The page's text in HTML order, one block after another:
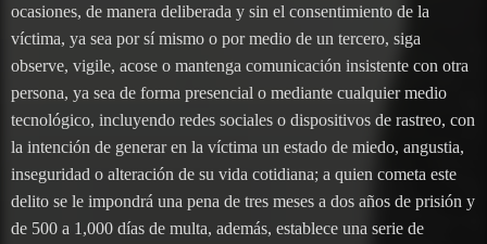
ocasiones, de manera deliberada y sin el consentimiento de la
víctima, ya sea por sí mismo o por medio de un tercero, siga
observe, vigile, acose o mantenga comunicación insistente con otra
persona, ya sea de forma presencial o mediante cualquier medio
tecnológico, incluyendo redes sociales o dispositivos de rastreo, con
la intención de generar en la víctima un estado de miedo, angustia,
inseguridad o alteración de su vida cotidiana; a quien cometa este
delito se le impondrá una pena de tres meses a dos años de prisión y
de 500 a 1,000 días de multa, además, establece una serie de